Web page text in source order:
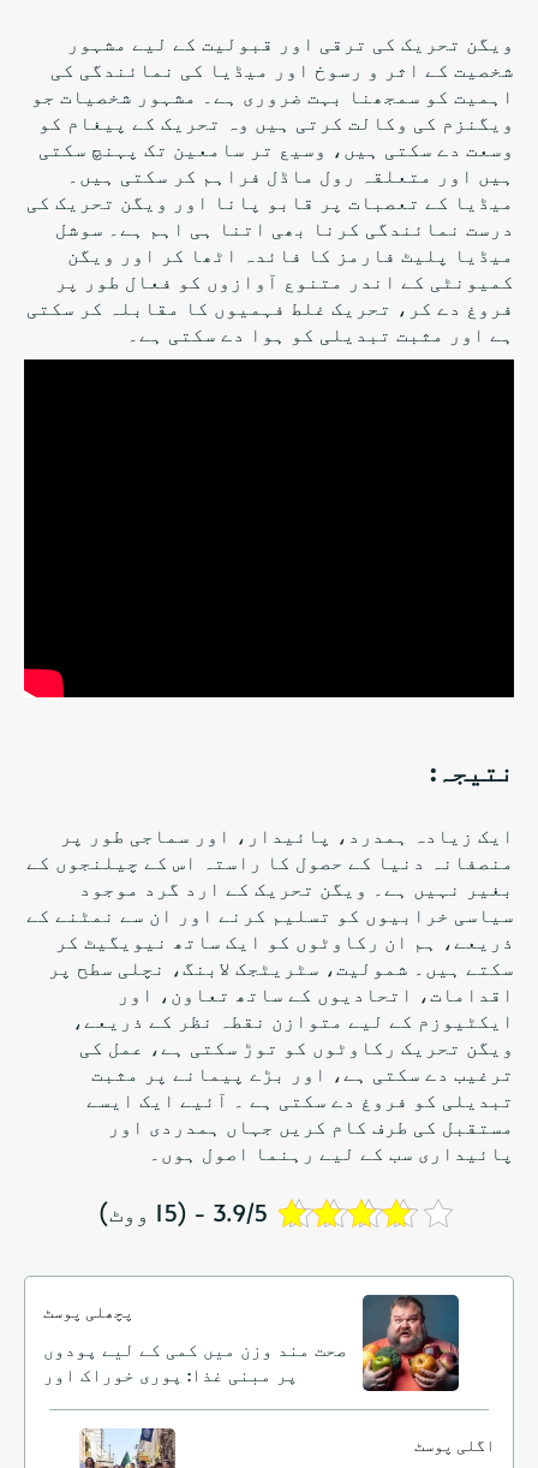
ویگن تحریک کی ترقی اور قبولیت کے لیے مشہور
شخصیت کے اثر و رسوخ اور میڈیا کی نمائندگی کی
اہمیت کو سمجھنا بہت ضروری ہے۔ مشہور شخصیات جو
ویگنزم کی وکالت کرتی ہیں وہ تحریک کے پیغام کو
وسعت دے سکتی ہیں، وسیع تر سامعین تک پہنچ سکتی
ہیں اور متعلقہ رول ماڈل فراہم کر سکتی ہیں۔
میڈیا کے تعصبات پر قابو پانا اور ویگن تحریک کی
درست نمائندگی کرنا بھی اتنا ہی اہم ہے۔ سوشل
میڈیا پلیٹ فارمز کا فائدہ اٹھا کر اور ویگن
کمیونٹی کے اندر متنوع آوازوں کو فعال طور پر
فروغ دے کر، تحریک غلط فہمیوں کا مقابلہ کر سکتی
ہے اور مثبت تبدیلی کو ہوا دے سکتی ہے۔
نتیجہ:
ایک زیادہ ہمدرد، پائیدار، اور سماجی طور پر
منصفانہ دنیا کے حصول کا راستہ اس کے چیلنجوں کے
بغیر نہیں ہے۔ ویگن تحریک کے ارد گرد موجود
سیاسی خرابیوں کو تسلیم کرنے اور ان سے نمٹنے کے
ذریعے، ہم ان رکاوٹوں کو ایک ساتھ نیویگیٹ کر
سکتے ہیں۔ شمولیت، سٹریٹجک لابنگ، نچلی سطح پر
اقدامات، اتحادیوں کے ساتھ تعاون، اور
ایکٹیوزم کے لیے متوازن نقطہ نظر کے ذریعے،
ویگن تحریک رکاوٹوں کو توڑ سکتی ہے، عمل کی
ترغیب دے سکتی ہے، اور بڑے پیمانے پر مثبت
تبدیلی کو فروغ دے سکتی ہے ۔ آئیے ایک ایسے
مستقبل کی طرف کام کریں جہاں ہمدردی اور
پائیداری سب کے لیے رہنما اصول ہوں۔
3.9/5 - (15 ووٹ)
پچھلی پوسٹ
صحت مند وزن میں کمی کے لیے پودوں
پر مبنی غذا: پوری خوراک اور
اگلی پوسٹ